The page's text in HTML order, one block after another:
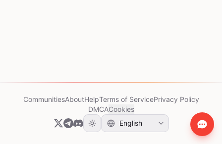
CommunitiesAboutHelpTerms of ServicePrivacy Policy
DMCACookies